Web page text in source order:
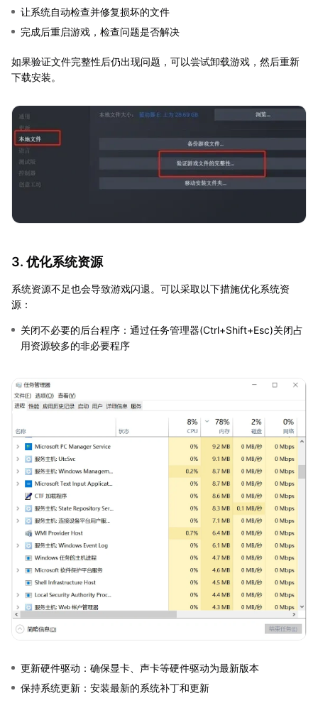
让系统自动检查并修复损坏的文件
完成后重启游戏，检查问题是否解决
如果验证文件完整性后仍出现问题，可以尝试卸载游戏，然后重新
下载安装。
3. 优化系统资源
系统资源不足也会导致游戏闪退。可以采取以下措施优化系统资
源：
关闭不必要的后台程序：通过任务管理器(Ctrl+Shift+Esc)关闭占
用资源较多的非必要程序
更新硬件驱动：确保显卡、声卡等硬件驱动为最新版本
保持系统更新：安装最新的系统补丁和更新